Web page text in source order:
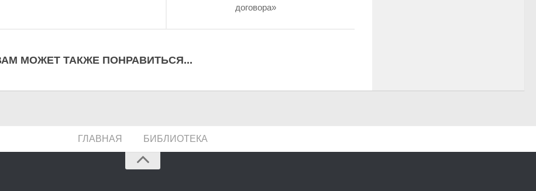
договора»
МОЖЕТ ТАКЖЕ ПОНРАВИТЬСЯ...
ГЛАВНАЯ БИБЛИОТЕКА